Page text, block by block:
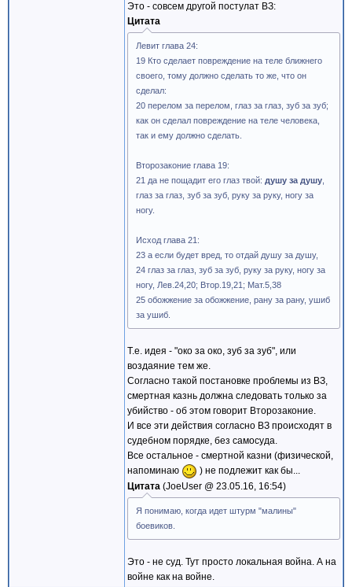
Это - совсем другой постулат ВЗ:
Цитата
Левит глава 24:
19 Кто сделает повреждение на теле ближнего
своего, тому должно сделать то же, что он
сделал:
20 перелом за перелом, глаз за глаз, зуб за зуб;
как он сделал повреждение на теле человека,
так и ему должно сделать.
Второзаконие глава 19:
21 да не пощадит его глаз твой: душу за душу
глаз за глаз, зуб за зуб, руку за руку, ногу за
ногу.
Исход глава 21:
23 а если будет вред, то отдай душу за душу,
24 глаз за глаз, зуб за зуб, руку за руку, ногу за
ногу, Лев.24,20; Втор.19,21; Мат.5,38
25 обожжение за обожжение, рану за рану, ушиб
за ушиб.
Т.е. идея - "око за око, зуб за зуб", или
воздаяние тем же.
Согласно такой постановке проблемы из ВЗ,
смертная казнь должна следовать только за
убийство - об этом говорит Второзаконие.
И все эти действия согласно ВЗ происходят в
судебном порядке, без самосуда.
Все остальное - смертной казни (физической,
напоминаю
) не подлежит как бы...
Цитата JoeUser @ 23.05.16, 16:54
Я понимаю, когда идет штурм "малины"
боевиков.
Это - не суд. Тут просто локальная война. А на
войне как на войне.